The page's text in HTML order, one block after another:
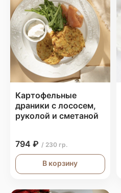
Картофельные
драники с лососем,
руколой и сметаной
794 ₽ / 230 гр.
В корзину